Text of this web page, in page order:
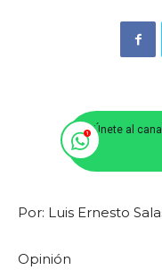
Únete al
Por: Luis Ernesto
Opinión